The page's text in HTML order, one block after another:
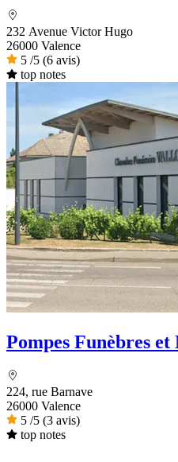
232 Avenue Victor Hugo
26000 Valence
5 /5 (6 avis)
top notes
Pompes Funèbres
224, rue Barnave
26000 Valence
5 /5 (3 avis)
top notes